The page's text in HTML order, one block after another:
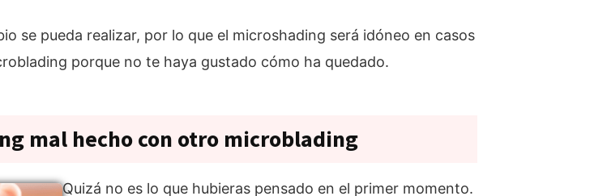
se pueda realizar, por lo que el microshading será idóneo en casos
porque no te haya gustado cómo ha quedado.
mal hecho con otro microblading
Quizá no es lo que hubieras pensado en el primer momento.